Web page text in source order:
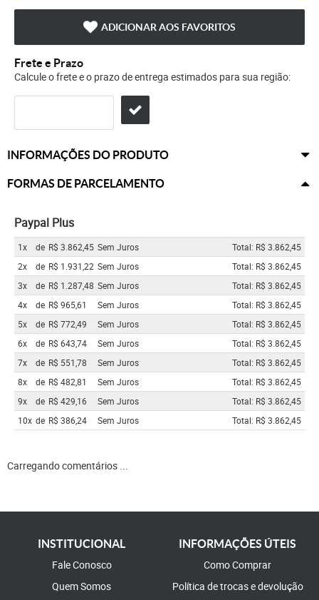
ADICIONAR AOS FAVORITOS
Frete e Prazo
Calcule o frete e o prazo de entrega estimados para sua região:
INFORMAÇÕES DO PRODUTO
FORMAS DE PARCELAMENTO
Paypal Plus
1x de R$ 3.862,45 Sem Juros
Total: R$ 3.862,45
2x
de R$ 1.931,22 Sem Juros
Total: R$ 3.862,45
3x
de R$ 1.287,48 Sem Juros
Total: R$ 3.862,45
4x
de R$ 965,61 Sem Juros
Total: R$ 3.862,45
5x
de R$ 772,49 Sem Juros
Total: R$ 3.862,45
6x
de R$ 643,74 Sem Juros
Total: R$ 3.862,45
7x
de R$ 551,78 Sem Juros
Total: R$ 3.862,45
8x
de R$ 482,81 Sem Juros
Total: R$ 3.862,45
9x
de R$ 429,16 Sem Juros
Total: R$ 3.862,45
10x de R$ 386,24 Sem Juros Total: R$ 3.862,45
Carregando comentários ...
INSTITUCIONAL
Fale Conosco
Quem Somos
INFORMAÇÕES ÚTEIS
Como Comprar
Política de trocas e devolução